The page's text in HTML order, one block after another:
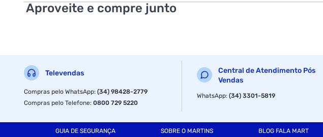
Aproveite e compre junto
Televendas
Compras pelo WhatsApp:(34) 98428-2779
Compras pelo Telefone:0800 729 5220
Central de Atendimento Pós
Vendas
WhatsApp:(34) 3301-5819
GUIA DE SEGURANÇA SOBRE O MARTINS BLOG FALA MART